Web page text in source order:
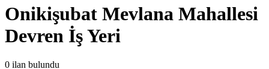
Onikişubat Mevlana Mahallesi
Devren İş Yeri
0 ilan bulundu